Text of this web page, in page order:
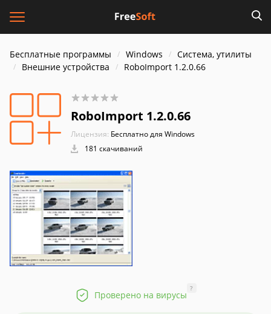
Бесплатные программы Windows
Система, утилиты
Внешние устройства
RoboImport 1.2.0.66
RoboImport 1.2.0.66
Лицензия: Бесплатно для Windows
181 скачиваний
Проверено на вирусы
?